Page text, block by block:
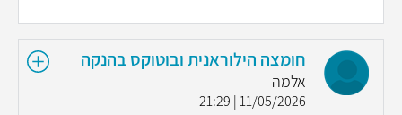
חומצה הילוראנית ובוטוקס בהנקה
אלמה
11/05/2026 | 21:29